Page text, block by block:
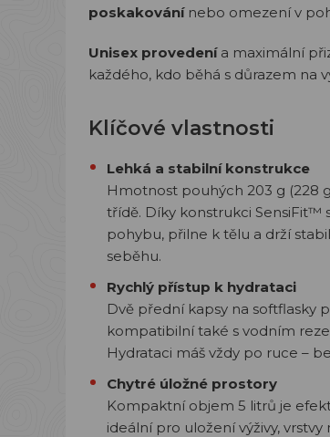
poskakovánínebo omezení v
Unisex provedenía maximální
každého, kdo běhá s důrazem na
Klíčové vlastnosti
Lehká a stabilní konstrukce
Hmotnost pouhých 203 g (228
třídě. Díky konstrukci SensiFit™
pohybu, přilne k tělu a drží
seběhu.
Rychlý přístup k hydrataci
Dvě přední kapsy na softflasky
kompatibilní také s vodním
Hydrataci máš vždy po ruce –
Chytré úložné prostory
Kompaktní objem 5 litrů je
ideální pro uložení výživy,